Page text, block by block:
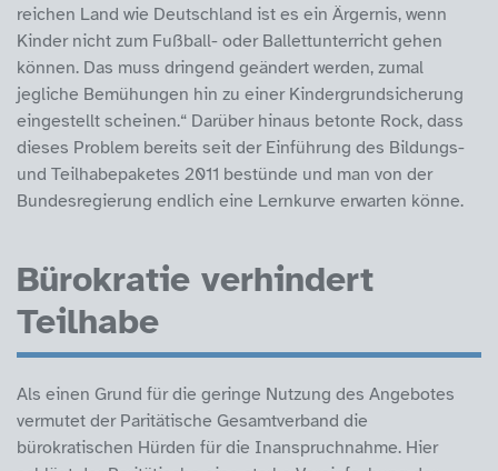
reichen Land wie Deutschland ist es ein Ärgernis, wenn
Kinder nicht zum Fußball- oder Ballettunterricht gehen
können. Das muss dringend geändert werden, zumal
jegliche Bemühungen hin zu einer Kindergrundsicherung
eingestellt scheinen.“ Darüber hinaus betonte Rock, dass
dieses Problem bereits seit der Einführung des Bildungs-
und Teilhabepaketes 2011 bestünde und man von der
Bundesregierung endlich eine Lernkurve erwarten könne.
Bürokratie verhindert
Teilhabe
Als einen Grund für die geringe Nutzung des Angebotes
vermutet der Paritätische Gesamtverband die
bürokratischen Hürden für die Inanspruchnahme. Hier